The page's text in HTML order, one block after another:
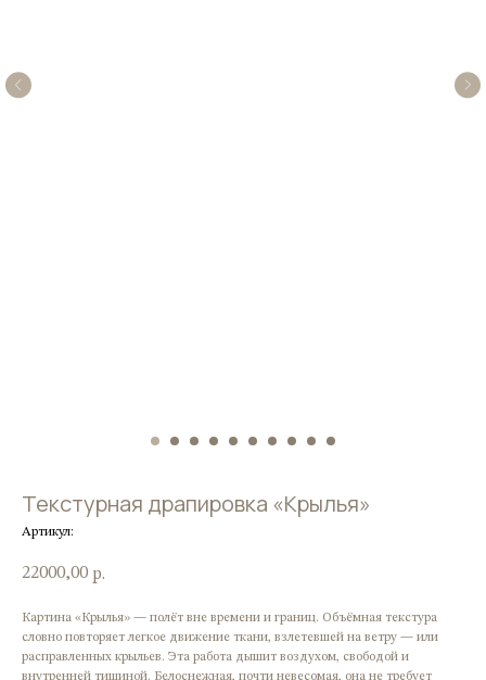
Текстурная драпировка «Крылья»
Артикул:
22000,00 р.
Картина «Крылья» — полёт вне времени и границ. Объёмная текстура
словно повторяет легкое движение ткани, взлетевшей на ветру — или
расправленных крыльев. Эта работа дышит воздухом, свободой и
внутренней тишиной. Белоснежная, почти невесомая, она не требует